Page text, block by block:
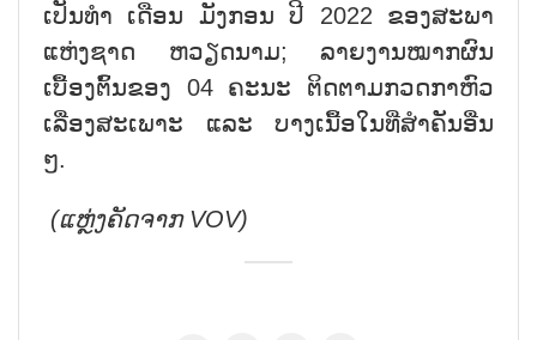
ເປັນທຳ ເດືອນ ມັງກອນ ປີ 2022 ຂອງສະພາ
ແຫ່ງຊາດ ຫວຽດນາມ; ລາຍງານໝາກຜົນ
ເບື້ອງຕົ້ນຂອງ 04 ຄະນະ ຕິດຕາມກວດກາຫົວ
ເລື່ອງສະເພາະ ແລະ ບາງເນື້ອໃນທີ່ສຳຄັນອື່ນ
ໆ.
(ແຫຼ່ງຄັດຈາກ VOV)